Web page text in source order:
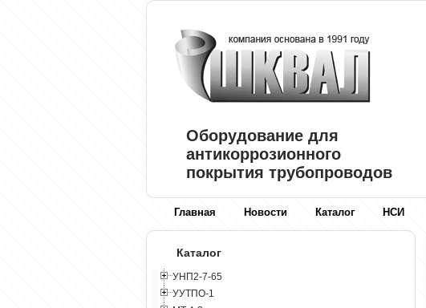
Оборудование для
антикоррозионного
покрытия трубопроводов
Главная Новости Каталог НСИ
Каталог
УНП2-7-65
УУТПО-1